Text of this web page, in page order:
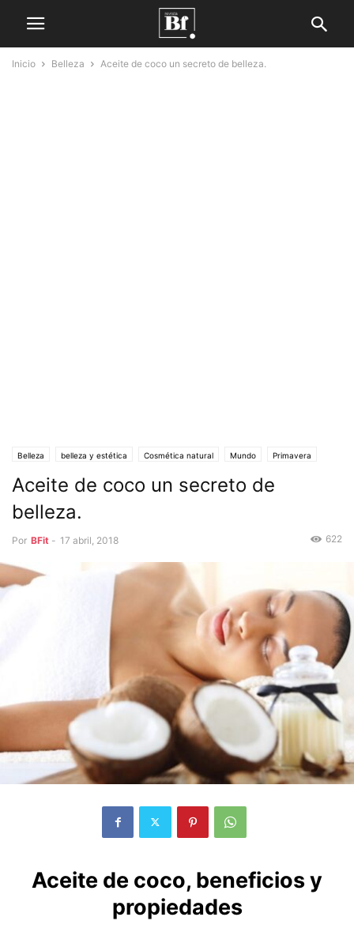
Inicio Belleza Aceite de coco un secreto de belleza.
Belleza belleza y estética Cosmética natural Mundo Primavera
Aceite de coco un secreto de
belleza.
Por BFit - 17 abril, 2018 622
Aceite de coco, beneficios y
propiedades